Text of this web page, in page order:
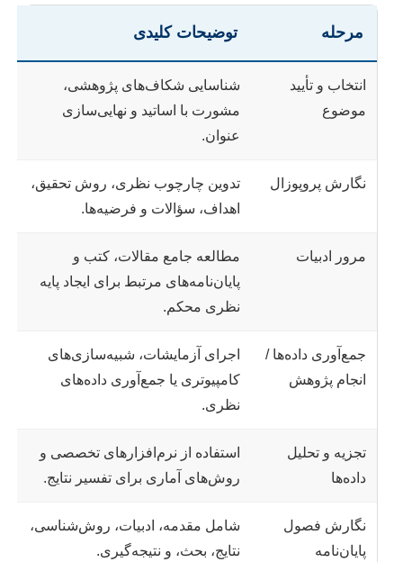
مرحله توضیحات کلیدی
انتخاب و تأیید
موضوع
شناسایی شکاف‌های پژوهشی،
مشورت با اساتید و نهایی‌سازی
عنوان.
نگارش پروپوزال
تدوین چارچوب نظری، روش تحقیق،
اهداف، سؤالات و فرضیه‌ها.
مرور ادبیات
مطالعه جامع مقالات، کتب و
پایان‌نامه‌های مرتبط برای ایجاد پایه
نظری محکم.
جمع‌آوری داده‌ها /
انجام پژوهش
اجرای آزمایشات، شبیه‌سازی‌های
کامپیوتری یا جمع‌آوری داده‌های
نظری.
تجزیه و تحلیل
داده‌ها
استفاده از نرم‌افزارهای تخصصی و
روش‌های آماری برای تفسیر نتایج.
نگارش فصول
پایان‌نامه
شامل مقدمه، ادبیات، روش‌شناسی،
نتایج، بحث، و نتیجه‌گیری.